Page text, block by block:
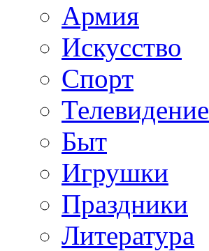
Армия
Искусство
Спорт
Телевидение
Быт
Игрушки
Праздники
Литература